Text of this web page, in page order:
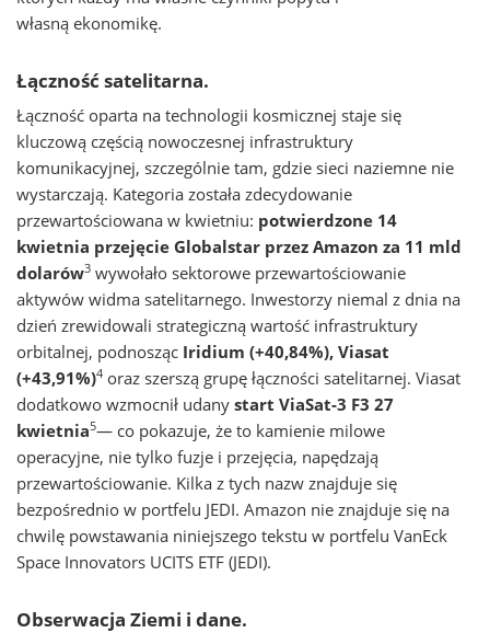
własną ekonomikę.
Łączność satelitarna.
Łączność oparta na technologii kosmicznej staje się
kluczową częścią nowoczesnej infrastruktury
komunikacyjnej, szczególnie tam, gdzie sieci naziemne nie
wystarczają. Kategoria została zdecydowanie
przewartościowana w kwietniu: potwierdzone 14
kwietnia przejęcie Globalstar przez Amazon za 11 mld
dolarów3 wywołało sektorowe przewartościowanie
aktywów widma satelitarnego. Inwestorzy niemal z dnia na
dzień zrewidowali strategiczną wartość infrastruktury
orbitalnej, podnosząc Iridium (+40,84%), Viasat
(+43,91%)4 oraz szerszą grupę łączności satelitarnej. Viasat
dodatkowo wzmocnił udany start ViaSat-3 F3 27
kwietnia5— co pokazuje, że to kamienie milowe
operacyjne, nie tylko fuzje i przejęcia, napędzają
przewartościowanie. Kilka z tych nazw znajduje się
bezpośrednio w portfelu JEDI. Amazon nie znajduje się na
chwilę powstawania niniejszego tekstu w portfelu VanEck
Space Innovators UCITS ETF (JEDI).
Obserwacja Ziemi i dane.